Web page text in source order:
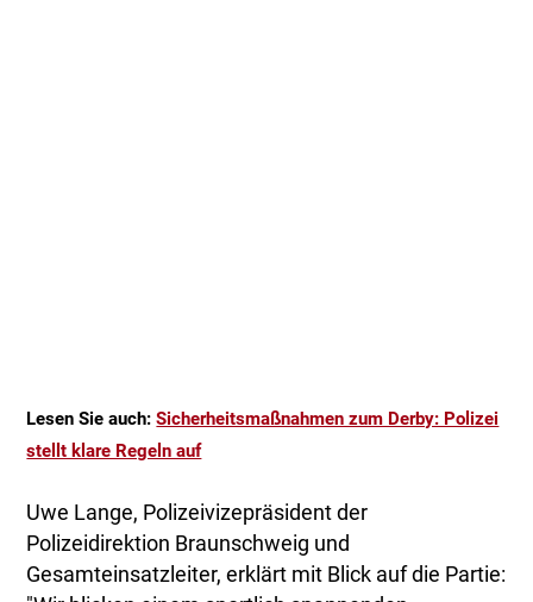
Lesen Sie auch:Sicherheitsmaßnahmen zum Derby: Polizei
stellt klare Regeln auf
Uwe Lange, Polizeivizepräsident der
Polizeidirektion Braunschweig und
Gesamteinsatzleiter, erklärt mit Blick auf die Partie: